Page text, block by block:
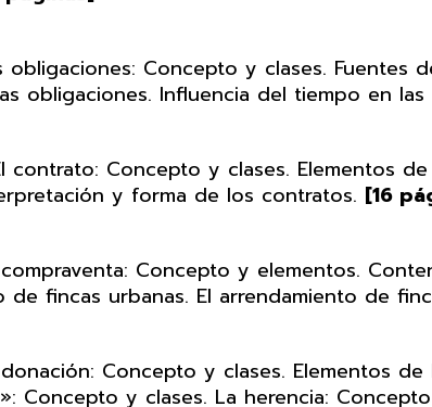
obligaciones: Concepto y clases. Fuentes
obligaciones. Influencia del tiempo en las
Concepto y clases. Elementos
y forma de los contratos. [16
Concepto y elementos.
de fincas urbanas. El arrendamiento de
Concepto y clases. Elementos
Concepto y clases. La herencia: